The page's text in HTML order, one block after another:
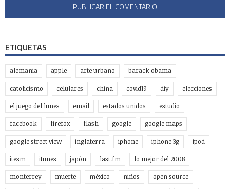
ETIQUETAS
alemania apple arte urbano barack obama
catolicismo celulares china covid19 diy elecciones
el juego del lunes email estados unidos estudio
facebook firefox flash google google maps
google street view inglaterra iphone iphone 3g ipod
itesm itunes japón last.fm lo mejor del 2008
monterrey muerte méxico niños open source